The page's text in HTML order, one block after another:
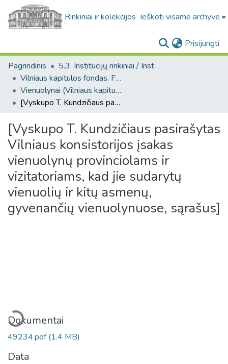
Rinkiniai ir kolekcijos Ieškoti visame archyve
Prisijungti
Pagrindinis
5.3. Institucijų rinkiniai / Institutional collections
Vilniaus kapitulos fondas. F43
Vienuolynai (Vilniaus kapitulos fondas. F43. Bažnytinių įstaigų bendro pobūdžio dokumentai)
[Vyskupo T. Kundzičiaus pasirašytas Vilniaus konsistorijos įsakas vienuolynų provinciolams ir vizitatoriams, kad jie sudarytų vienuolių ir kitų asmenų, gyvenančių vienuolynuose, sąrašus]
[Vyskupo T. Kundzičiaus pasirašytas
Vilniaus konsistorijos įsakas
vienuolynų provinciolams ir
vizitatoriams, kad jie sudarytų
vienuolių ir kitų asmenų,
gyvenančių vienuolynuose, sąrašus]
Įkeliama...
Dokumentai
49234.pdf(1.4 MB)
Data